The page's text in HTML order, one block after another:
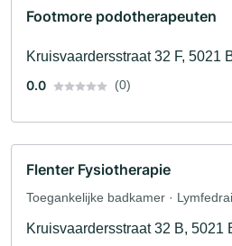
Footmore podotherapeuten
Kruisvaardersstraat 32 F, 5021
0.0
(0)
Flenter Fysiotherapie
Toegankelijke badkamer ·
Dierenfysiotherapeut · Massage ·
Kruisvaardersstraat 32 B, 5021